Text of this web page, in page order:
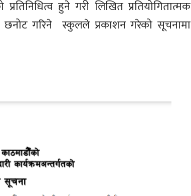
हुने गरी लिखित प्रतियोगितात्मक
छनोट गरिने स्कुलले प्रकाशन गरेको सूचनामा